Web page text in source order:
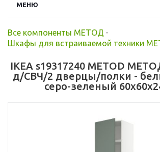
МЕНЮ
Все компоненты МЕТОД -
Шкафы для встраиваемой техники
IKEA s19317240 METOD
д/СВЧ/2 дверцы/полки -
серо-зеленый